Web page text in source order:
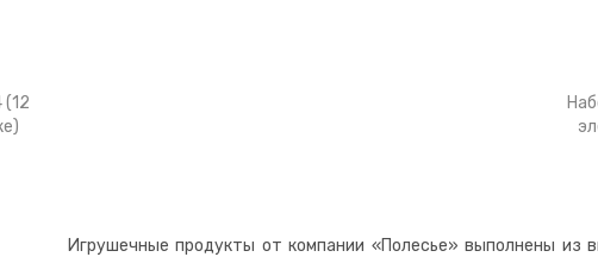
Игрушечные продукты от компании «Полесье» выполнены из